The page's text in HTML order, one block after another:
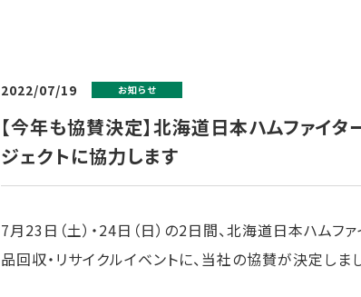
2022/07/19 お知らせ
【今年も協賛決定】北海道日本ハムファイ
ジェクトに協力します
7月23日（土）・24日（日）の2日間、北海道日本ハム
品回収・リサイクルイベントに、当社の協賛が決定しま